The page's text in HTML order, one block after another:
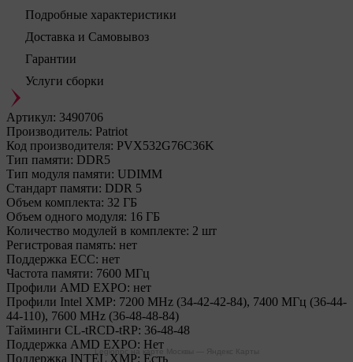
Подробные характеристики
Доставка и Самовывоз
Гарантии
Услуги сборки
Артикул: 3490706
Производитель: Patriot
Код производителя: PVX532G76C36K
Тип памяти: DDR5
Тип модуля памяти: UDIMM
Стандарт памяти: DDR 5
Объем комплекта: 32 ГБ
Объем одного модуля: 16 ГБ
Количество модулей в комплекте: 2 шт
Регистровая память: нет
Поддержка ECC: нет
Частота памяти: 7600 МГц
Профили AMD EXPO: нет
Профили Intel XMP: 7200 MHz (34-42-42-84), 7400 МГц (36-44-
44-110), 7600 MHz (36-48-48-84)
Тайминги CL-tRCD-tRP: 36-48-48
Поддержка AMD EXPO: Нет
Поддержка INTEL XMP: Есть
Legionpc на карте Москвы — Яндекс Карты